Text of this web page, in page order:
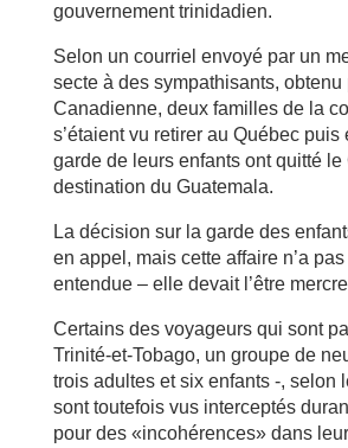
gouvernement trinidadien.
Selon un courriel envoyé par un
secte à des sympathisants, obtenu
Canadienne, deux familles de la
s’étaient vu retirer au Québec puis
garde de leurs enfants ont quitté le
destination du Guatemala.
La décision sur la garde des
en appel, mais cette affaire n’a
entendue – elle devait l’être
Certains des voyageurs qui sont
Trinité-et-Tobago, un groupe de
trois adultes et six enfants -, selon
sont toutefois vus interceptés
pour des «incohérences» dans